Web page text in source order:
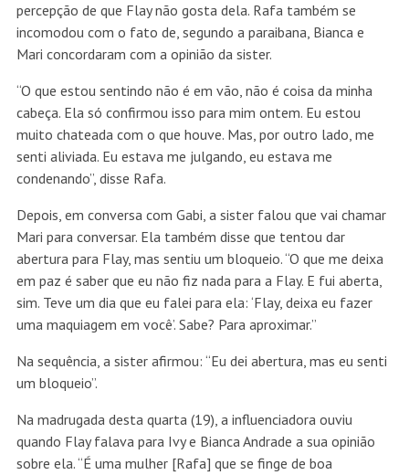
percepção de que Flay não gosta dela. Rafa também se
incomodou com o fato de, segundo a paraibana, Bianca e
Mari concordaram com a opinião da sister.
“O que estou sentindo não é em vão, não é coisa da minha
cabeça. Ela só confirmou isso para mim ontem. Eu estou
muito chateada com o que houve. Mas, por outro lado, me
senti aliviada. Eu estava me julgando, eu estava me
condenando”, disse Rafa.
Depois, em conversa com Gabi, a sister falou que vai chamar
Mari para conversar. Ela também disse que tentou dar
abertura para Flay, mas sentiu um bloqueio. “O que me deixa
em paz é saber que eu não fiz nada para a Flay. E fui aberta,
sim. Teve um dia que eu falei para ela: ‘Flay, deixa eu fazer
uma maquiagem em você’. Sabe? Para aproximar.”
Na sequência, a sister afirmou: “Eu dei abertura, mas eu senti
um bloqueio”.
Na madrugada desta quarta (19), a influenciadora ouviu
quando Flay falava para Ivy e Bianca Andrade a sua opinião
sobre ela. “É uma mulher [Rafa] que se finge de boa